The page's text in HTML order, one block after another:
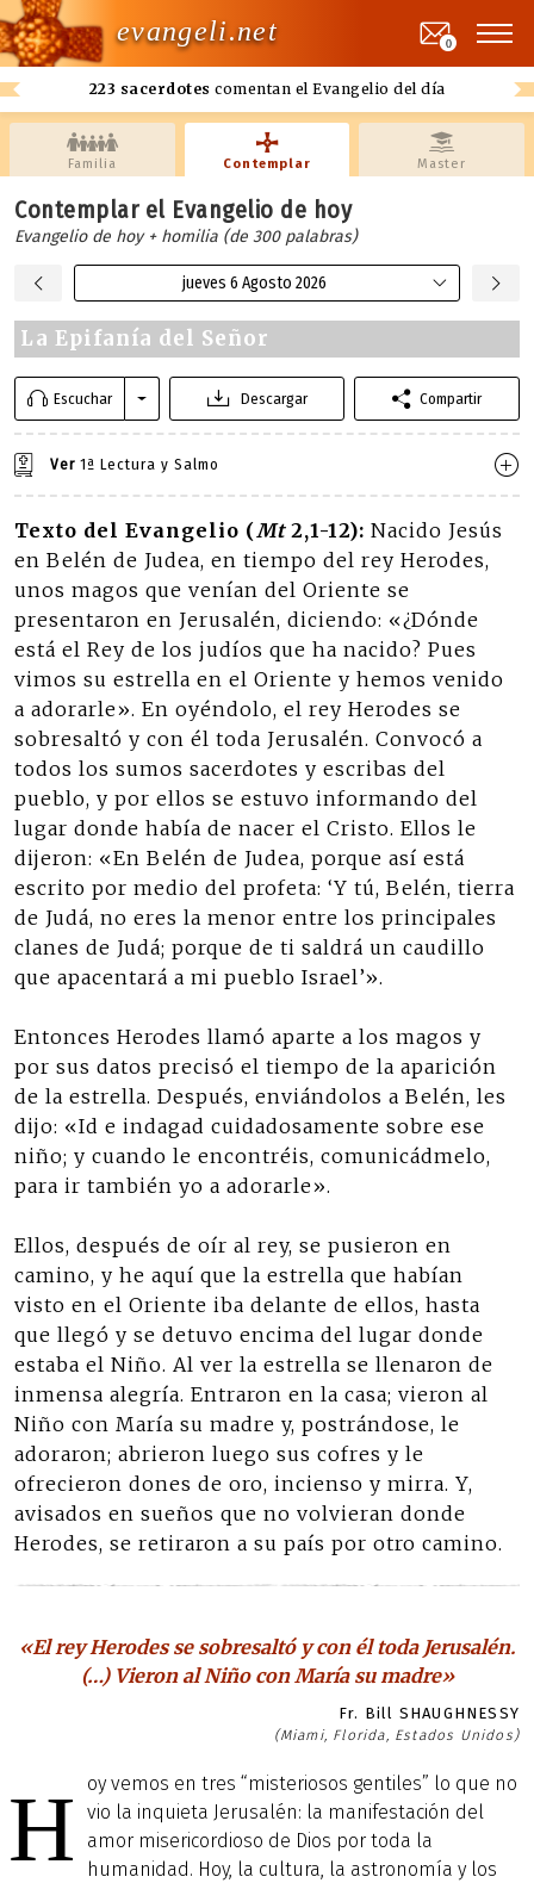
evangeli.net
223 sacerdotes comentan el Evangelio del día
0
Familia Contemplar Master
Contemplar el Evangelio de hoy
Evangelio de hoy + homilia (de 300 palabras)
jueves 6 Agosto 2026
La Epifanía del Señor
Escuchar Descargar Compartir
Ver 1ª Lectura y Salmo
Texto del Evangelio (Mt2,1-12): Nacido Jesús
en Belén de Judea, en tiempo del rey Herodes,
unos magos que venían del Oriente se
presentaron en Jerusalén, diciendo: «¿Dónde
está el Rey de los judíos que ha nacido? Pues
vimos su estrella en el Oriente y hemos venido
a adorarle». En oyéndolo, el rey Herodes se
sobresaltó y con él toda Jerusalén. Convocó a
todos los sumos sacerdotes y escribas del
pueblo, y por ellos se estuvo informando del
lugar donde había de nacer el Cristo. Ellos le
dijeron: «En Belén de Judea, porque así está
escrito por medio del profeta: ‘Y tú, Belén, tierra
de Judá, no eres la menor entre los principales
clanes de Judá; porque de ti saldrá un caudillo
que apacentará a mi pueblo Israel’».
Entonces Herodes llamó aparte a los magos y
por sus datos precisó el tiempo de la aparición
de la estrella. Después, enviándolos a Belén, les
dijo: «Id e indagad cuidadosamente sobre ese
niño; y cuando le encontréis, comunicádmelo,
para ir también yo a adorarle».
Ellos, después de oír al rey, se pusieron en
camino, y he aquí que la estrella que habían
visto en el Oriente iba delante de ellos, hasta
que llegó y se detuvo encima del lugar donde
estaba el Niño. Al ver la estrella se llenaron de
inmensa alegría. Entraron en la casa; vieron al
Niño con María su madre y, postrándose, le
adoraron; abrieron luego sus cofres y le
ofrecieron dones de oro, incienso y mirra. Y,
avisados en sueños que no volvieran donde
Herodes, se retiraron a su país por otro camino.
«El rey Herodes se sobresaltó y con él toda Jerusalén.
(…) Vieron al Niño con María su madre»
Fr. Bill SHAUGHNESSY
(Miami, Florida, Estados Unidos)
H
oy vemos en tres “misteriosos gentiles” lo que no
vio la inquieta Jerusalén: la manifestación del
amor misericordioso de Dios por toda la
humanidad. Hoy, la cultura, la astronomía y los